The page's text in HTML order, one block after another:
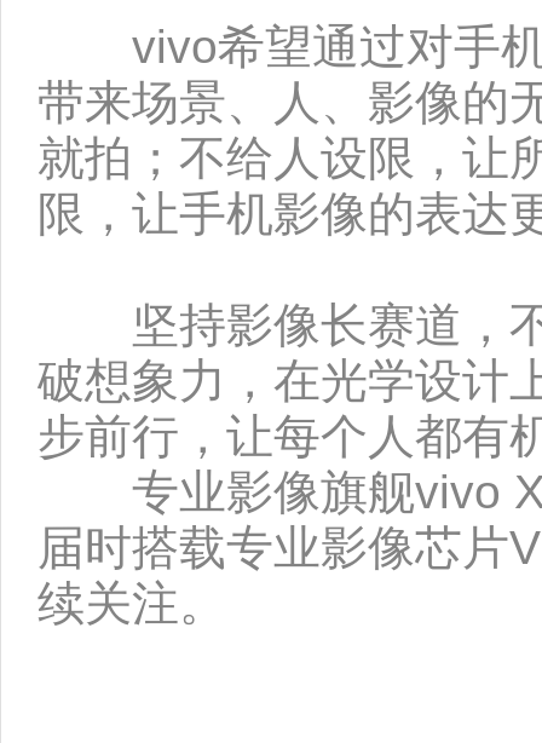
vivo希望通过对手机
带来场景、人、影像的
就拍；不给人设限，让
限，让手机影像的表达
坚持影像长赛道，不
破想象力，在光学设计
步前行，让每个人都有
专业影像旗舰vivo
届时搭载专业影像芯片
续关注。